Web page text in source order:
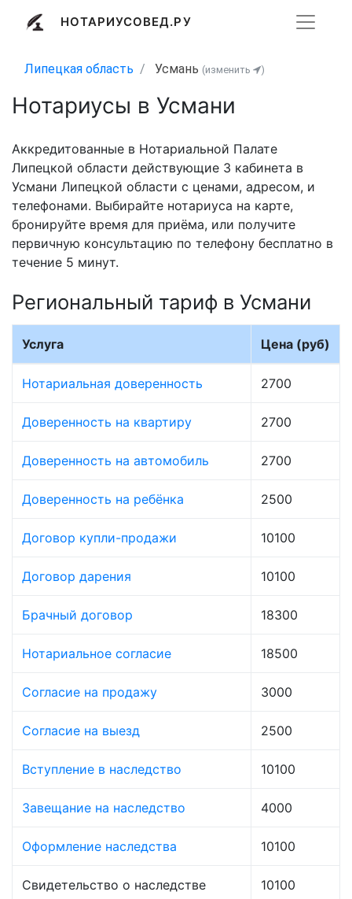
НОТАРИУСОВЕД.РУ
Липецкая область Усмань (изменить )
Нотариусы в Усмани
Аккредитованные в Нотариальной Палате
Липецкой области действующие 3 кабинета в
Усмани Липецкой области с ценами, адресом, и
телефонами. Выбирайте нотариуса на карте,
бронируйте время для приёма, или получите
первичную консультацию по телефону бесплатно в
течение 5 минут.
Региональный тариф в Усмани
Услуга Цена (руб)
Нотариальная доверенность 2700
Доверенность на квартиру 2700
Доверенность на автомобиль 2700
Доверенность на ребёнка 2500
Договор купли-продажи 10100
Договор дарения 10100
Брачный договор 18300
Нотариальное согласие 18500
Согласие на продажу 3000
Согласие на выезд 2500
Вступление в наследство 10100
Завещание на наследство 4000
Оформление наследства 10100
Свидетельство о наследстве 10100